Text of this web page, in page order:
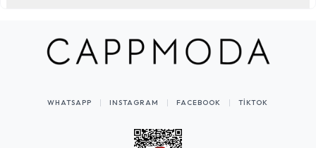
WHATSAPP INSTAGRAM FACEBOOK TIKTOK